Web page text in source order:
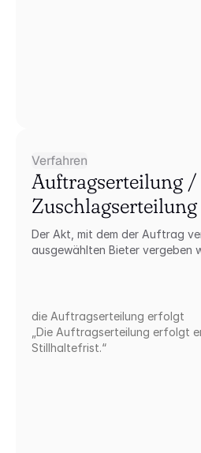
Verfahren
Auftragserteilung /
Zuschlagserteilung
Der Akt, mit dem der Auftrag
ausgewählten Bieter vergeben
die Auftragserteilung erfolgt
„Die Auftragserteilung erfolgt
Stillhaltefrist.“